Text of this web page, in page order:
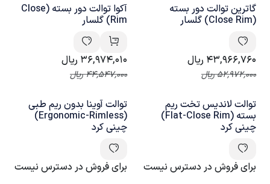
گاترین توالت دور بسته
(Close Rim) گلسار
43,966,760 ریال
52,972,000ریال
آکوا توالت دور بسته (Close
Rim) گلسار
36,974,010 ریال
44,547,000ریال
توالت لاندیس تخت ریم
بسته (Flat-Close Rim)
چینی کرد
برای فروش در دسترس نیست
توالت آوینا بدون ریم طبی
(Ergonomic-Rimless)
چینی کرد
برای فروش در دسترس نیست